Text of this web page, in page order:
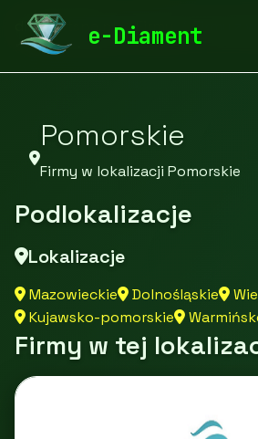
e-Diament
diamentspa.pl Firmy z
Pomorskie
Firmy w lokalizacji Pomorskie
Podlokalizacje
Lokalizacje
Mazowieckie Dolnośląskie
Kujawsko-pomorskie
Firmy w tej